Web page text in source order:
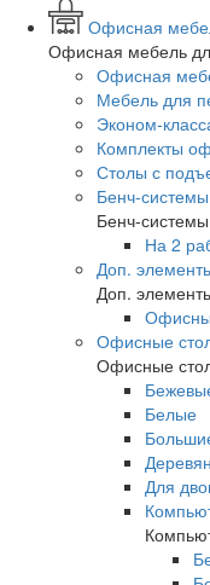
Офисная
Офисная мебель
Офисная
Мебель для
Эконом-
Комплекты
Столы с
Бенч-системы
Бенч-системы
На 2
Доп.
Доп.
Офисные
Офисные
Белые
Для